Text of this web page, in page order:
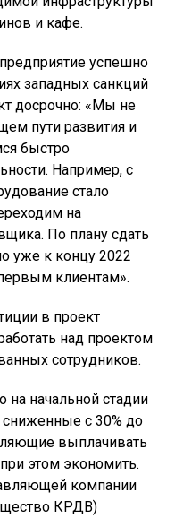
и кафе.
успешно
западных санкций
досрочно: «Мы не
пути развития и
быстро
Например, с
стало
на
По плану сдать
уже к концу 2022
клиентам».
в проект
над проектом
сотрудников.
на начальной стадии
с 30% до
выплачивать
этом экономить.
компании
КРДВ)